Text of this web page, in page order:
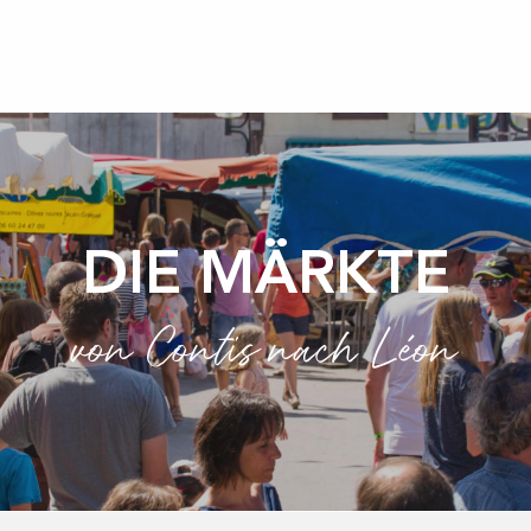
DIE MÄRKTE
von Contis nach Léon